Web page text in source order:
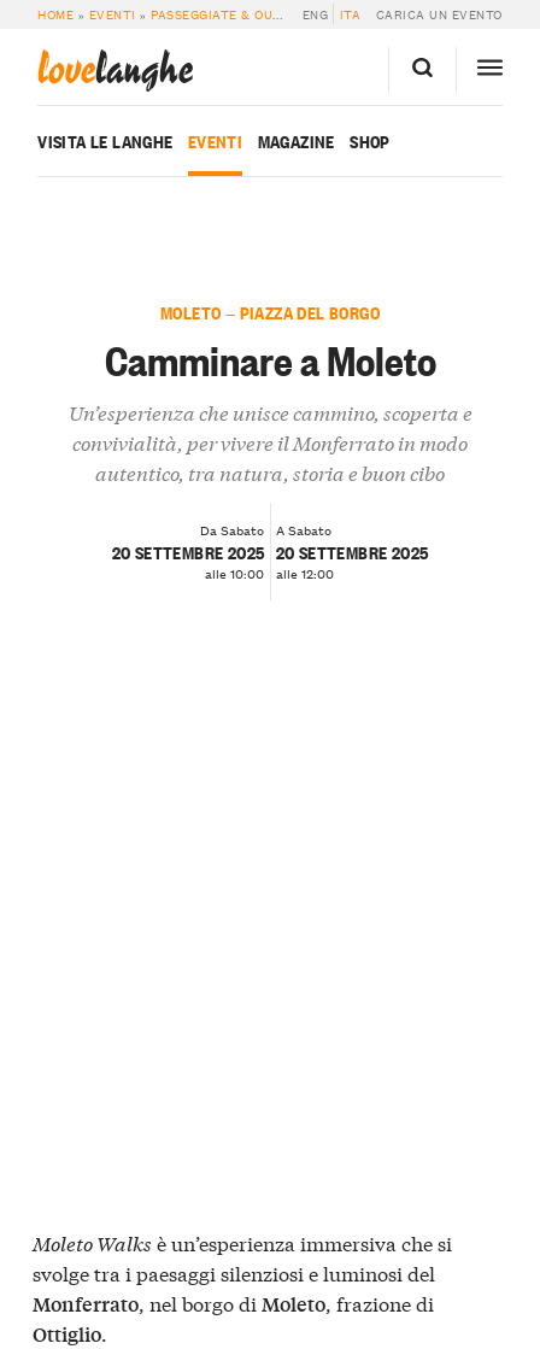
HOME » EVENTI »PASSEGGIATE & OUTDOOR » CAMMINARE A MOLETO
ENG ITA CARICA UN EVENTO
lovelanghe
VISITA LE LANGHE EVENTI MAGAZINE SHOP
MOLETO — PIAZZA DEL BORGO
Camminare a Moleto
Un’esperienza che unisce cammino, scoperta e
convivialità, per vivere il Monferrato in modo
autentico, tra natura, storia e buon cibo
Da Sabato
20 SETTEMBRE 2025
alle 10:00
A Sabato
20 SETTEMBRE 2025
alle 12:00
Moleto Walks è un’esperienza immersiva che si
svolge tra i paesaggi silenziosi e luminosi del
Monferrato, nel borgo di Moleto, frazione di
Ottiglio.